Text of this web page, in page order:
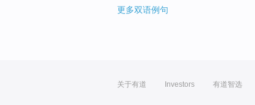
更多双语例句
关于有道 Investors 有道智选